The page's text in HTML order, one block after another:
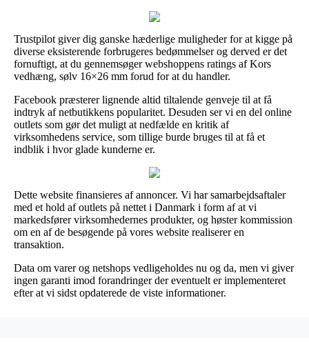
Trustpilot giver dig ganske hæderlige muligheder for at kigge på
diverse eksisterende forbrugeres bedømmelser og derved er det
fornuftigt, at du gennemsøger webshoppens ratings af Kors
vedhæng, sølv 16×26 mm forud for at du handler.
Facebook præsterer lignende altid tiltalende genveje til at få
indtryk af netbutikkens popularitet. Desuden ser vi en del online
outlets som gør det muligt at nedfælde en kritik af
virksomhedens service, som tillige burde bruges til at få et
indblik i hvor glade kunderne er.
Dette website finansieres af annoncer. Vi har samarbejdsaftaler
med et hold af outlets på nettet i Danmark i form af at vi
markedsfører virksomhedernes produkter, og høster kommission
om en af de besøgende på vores website realiserer en
transaktion.
Data om varer og netshops vedligeholdes nu og da, men vi giver
ingen garanti imod forandringer der eventuelt er implementeret
efter at vi sidst opdaterede de viste informationer.